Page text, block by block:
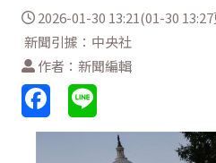
2026-01-30 13:21(01-30
新聞引據：中央社
作者：新聞編輯